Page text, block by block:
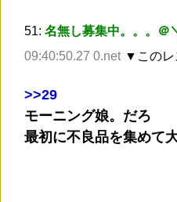
51: 名無し募集中。。。＠
09:40:50.27 0.net ▼このレ
>>29
モーニング娘。だろ
最初に不良品を集めて